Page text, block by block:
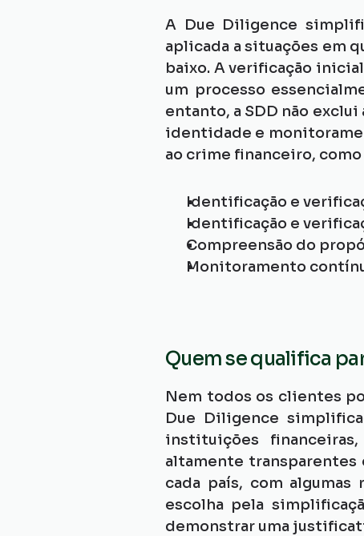
A Due Diligence
aplicada a situações em
baixo. A verificação
um processo
entanto, a SDD não
identidade e
ao crime financeiro,
Identificação e
Identificação e
Compreensão do
Monitoramento
Quem se qualifica
Nem todos os clientes
Due Diligence
instituições
altamente transparentes
cada país, com
escolha pela
demonstrar uma